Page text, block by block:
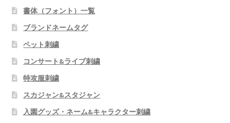
書体（フォント）一覧
ブランドネームタグ
ペット刺繍
コンサート&ライブ刺繍
特攻服刺繍
スカジャン&スタジャン
入園グッズ・ネーム&キャラクター刺繍